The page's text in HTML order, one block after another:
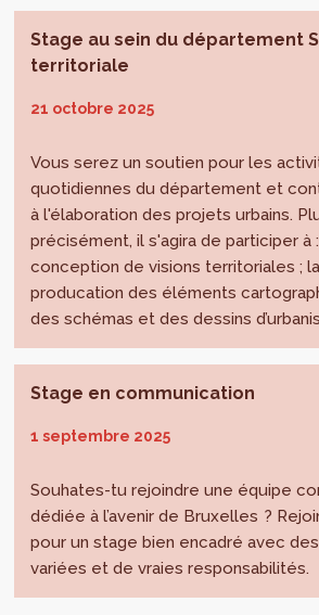
Stage au sein du département
territoriale
21 octobre 2025
Vous serez un soutien pour les
quotidiennes du département et
à l'élaboration des projets urbains.
précisément, il s'agira de participer à
conception de visions territoriales ; la
producation des éléments
des schémas et des dessins
Stage en communication
1 septembre 2025
Souhates-tu rejoindre une équipe
dédiée à l’avenir de Bruxelles ?
pour un stage bien encadré avec
variées et de vraies responsabilités.